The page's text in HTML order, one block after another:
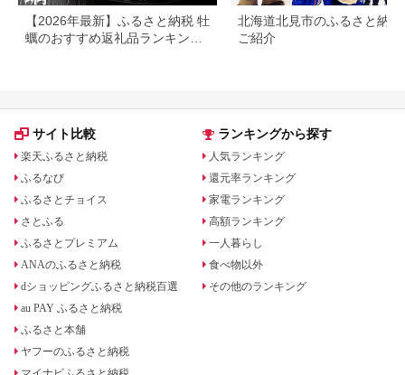
【2026年最新】ふるさと納税 牡
蠣のおすすめ返礼品ランキング
北海道北見市のふるさと納税
ご紹介
サイト比較
楽天ふるさと納税
ふるなび
ふるさとチョイス
さとふる
ふるさとプレミアム
ANAのふるさと納税
dショッピングふるさと納税百選
au PAY ふるさと納税
ふるさと本舗
ヤフーのふるさと納税
ランキングから探す
人気ランキング
還元率ランキング
家電ランキング
高額ランキング
一人暮らし
食べ物以外
その他のランキング